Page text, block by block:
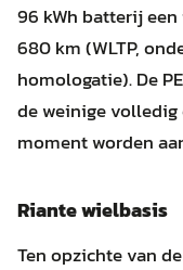
96 kWh batterij
680 km (WLTP,
homologatie). De
de weinige
moment worden
Riante wielbasis
Ten opzichte van